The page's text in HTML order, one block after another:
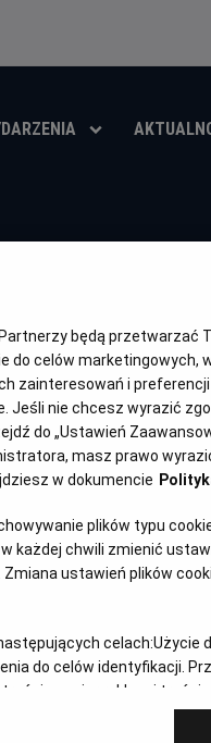
i
rok
produkcji
się tylko z
na co dzień
pomysłów na to, jak
ekranizacją powieści
będą przetwarzać
do celów marketingowych,
zainteresowań i
Jeśli nie chcesz wyrazić
do „Ustawień
masz prawo
w dokumencie
plików typu cookie
każdej chwili zmienić
ustawień plików
celach:Użycie
do celów identyfikacji.
pomiar reklam i treści,